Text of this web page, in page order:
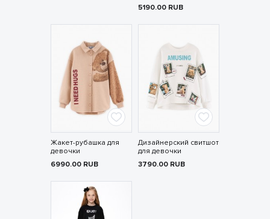
5190.00 RUB
Жакет-рубашка для
девочки
6990.00 RUB
Дизайнерский свитшот
для девочки
3790.00 RUB